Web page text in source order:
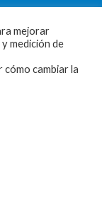
mejorar
medición de
cambiar la